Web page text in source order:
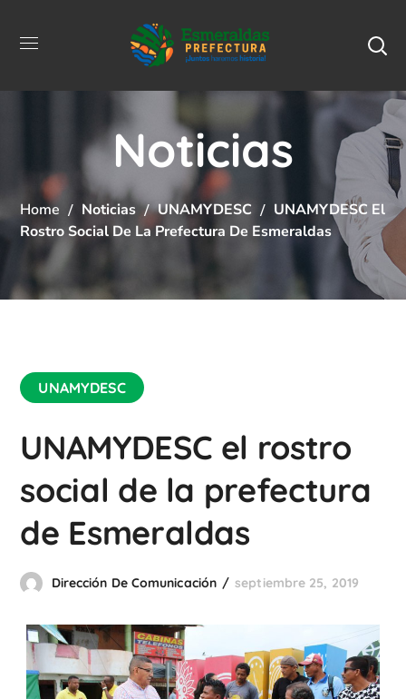
Noticias
Home Noticias UNAMYDESC
UNAMYDESC El
Rostro Social De La Prefectura De Esmeraldas
UNAMYDESC
UNAMYDESC el rostro
social de la prefectura
de Esmeraldas
Dirección De Comunicación septiembre 25, 2019